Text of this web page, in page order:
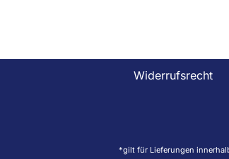
g
Widerrufsrecht
*gilt für Lieferungen